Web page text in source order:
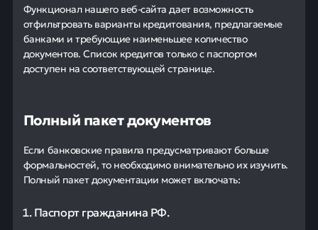
Функционал нашего веб-сайта дает возможность
отфильтровать варианты кредитования, предлагаемые
банками и требующие наименьшее количество
документов. Список кредитов только с паспортом
доступен на соответствующей странице.
Полный пакет документов
Если банковские правила предусматривают больше
формальностей, то необходимо внимательно их изучить.
Полный пакет документации может включать:
Паспорт гражданина РФ.